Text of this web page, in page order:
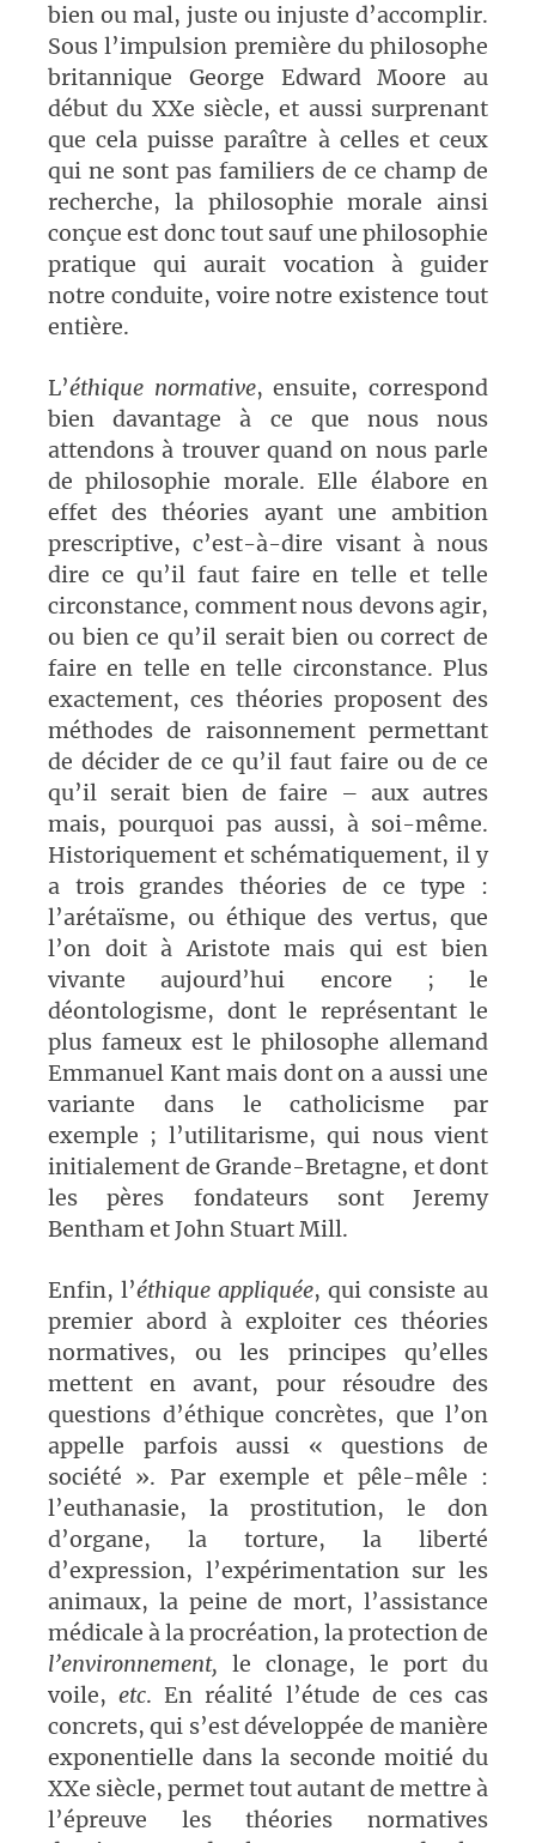
bien ou mal, juste ou injuste d’accomplir.
Sous l’impulsion première du philosophe
britannique George Edward Moore au
début du XXe siècle, et aussi surprenant
que cela puisse paraître à celles et ceux
qui ne sont pas familiers de ce champ de
recherche, la philosophie morale ainsi
conçue est donc tout sauf une philosophie
pratique qui aurait vocation à guider
notre conduite, voire notre existence tout
entière.
L’éthique normative, ensuite, correspond
bien davantage à ce que nous nous
attendons à trouver quand on nous parle
de philosophie morale. Elle élabore en
effet des théories ayant une ambition
prescriptive, c’est-à-dire visant à nous
dire ce qu’il faut faire en telle et telle
circonstance, comment nous devons agir,
ou bien ce qu’il serait bien ou correct de
faire en telle en telle circonstance. Plus
exactement, ces théories proposent des
méthodes de raisonnement permettant
de décider de ce qu’il faut faire ou de ce
qu’il serait bien de faire – aux autres
mais, pourquoi pas aussi, à soi-même.
Historiquement et schématiquement, il y
a trois grandes théories de ce type :
l’arétaïsme, ou éthique des vertus, que
l’on doit à Aristote mais qui est bien
vivante aujourd’hui encore ; le
déontologisme, dont le représentant le
plus fameux est le philosophe allemand
Emmanuel Kant mais dont on a aussi une
variante dans le catholicisme par
exemple ; l’utilitarisme, qui nous vient
initialement de Grande-Bretagne, et dont
les pères fondateurs sont Jeremy
Bentham et John Stuart Mill.
Enfin, l’éthique appliquée, qui consiste au
premier abord à exploiter ces théories
normatives, ou les principes qu’elles
mettent en avant, pour résoudre des
questions d’éthique concrètes, que l’on
appelle parfois aussi « questions de
société ». Par exemple et pêle-mêle :
l’euthanasie, la prostitution, le don
d’organe, la torture, la liberté
d’expression, l’expérimentation sur les
animaux, la peine de mort, l’assistance
médicale à la procréation, la protection de
l’environnement, le clonage, le port du
voile,etc. En réalité l’étude de ces cas
concrets, qui s’est développée de manière
exponentielle dans la seconde moitié du
XXe siècle, permet tout autant de mettre à
l’épreuve les théories normatives